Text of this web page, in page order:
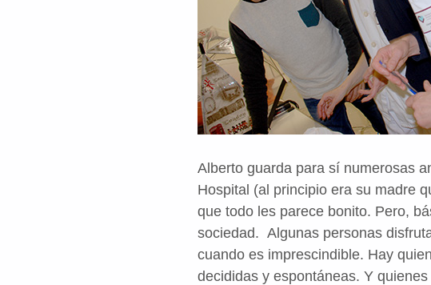
Alberto guarda para sí numerosas
Hospital (al principio era su madre
que todo les parece bonito. Pero,
sociedad. Algunas personas
cuando es imprescindible. Hay
decididas y espontáneas. Y